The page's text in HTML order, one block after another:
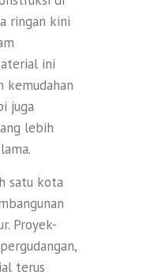
ringan kini
ini
kemudahan
juga
lebih
satu kota
Proyek-
terus